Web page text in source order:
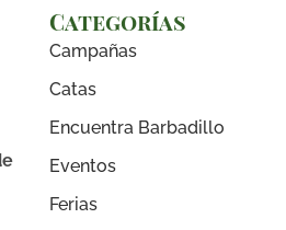
Categorías
Campañas
Catas
Encuentra Barbadillo
Eventos
Ferias